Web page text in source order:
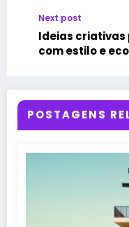
Next post
Ideias
com estilo e
POSTAGENS